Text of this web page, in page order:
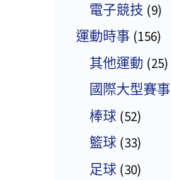
電子競技 (9)
運動時事 (156)
其他運動 (25)
國際大型賽事
棒球 (52)
籃球 (33)
足球 (30)